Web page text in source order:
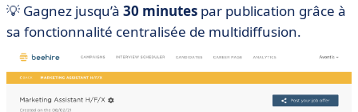
💡 Gagnez jusqu’à 30 minutes par publication grâce à
sa fonctionnalité centralisée de multidiffusion.